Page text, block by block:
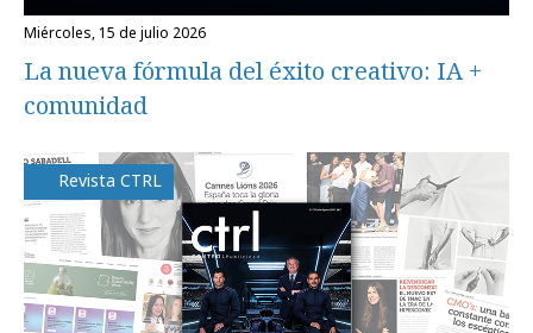
miércoles, 15 de julio 2026
La nueva fórmula del éxito creativo: IA +
comunidad
Revista CTRL